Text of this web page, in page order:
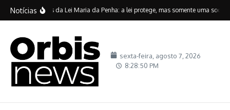
Ir para o conteúdo
Notícias
Vinte anos da Lei Maria da Penha: a lei protege, mas somente uma
sexta-feira, agosto 7, 2026
8:28:51 PM